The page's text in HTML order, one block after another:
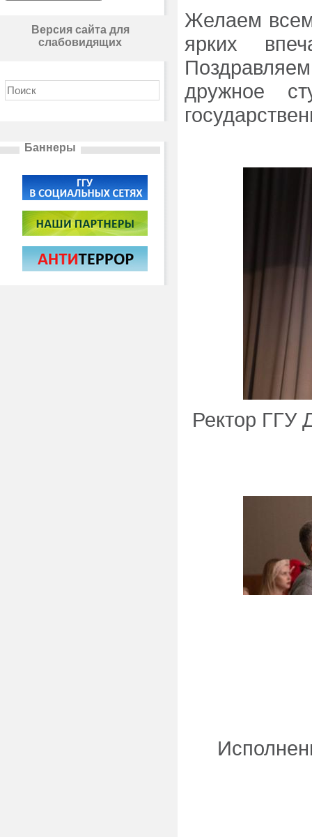
Версия сайта для
слабовидящих
Баннеры
Желаем всем
ярких
дружное
Ректор ГГУ